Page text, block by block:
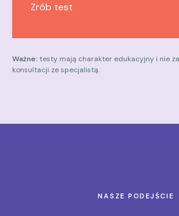
Zrób test
Ważne: testy mają charakter edukacyjny i nie
konsultacji ze specjalistą.
NASZE PODEJŚCIE